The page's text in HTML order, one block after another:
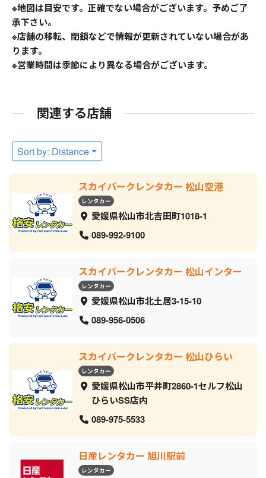
※地図は目安です。正確でない場合がございます。予めご了
承下さい。
※店舗の移転、閉鎖などで情報が更新されていない場合があ
ります。
※営業時間は季節により異なる場合がございます。
関連する店舗
Sort by: Distance
スカイパークレンタカー 松山空港
レンタカー
愛媛県松山市北吉田町1018-1
089-992-9100
スカイパークレンタカー 松山インター
レンタカー
愛媛県松山市北土居3-15-10
089-956-0506
スカイパークレンタカー 松山ひらい
レンタカー
愛媛県松山市平井町2860-1セルフ松山
ひらいSS店内
089-975-5533
日産レンタカー 旭川駅前
レンタカー